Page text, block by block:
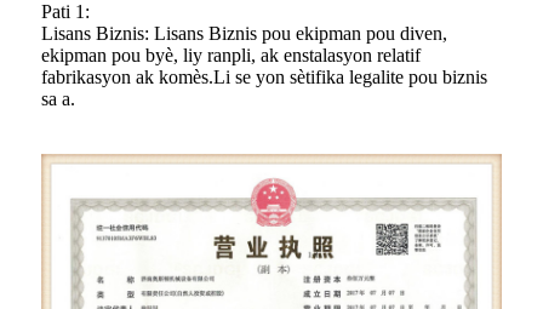
Pati 1:
Lisans Biznis: Lisans Biznis pou ekipman pou diven,
ekipman pou byè, liy ranpli, ak enstalasyon relatif
fabrikasyon ak komès.Li se yon sètifika legalite pou biznis
sa a.